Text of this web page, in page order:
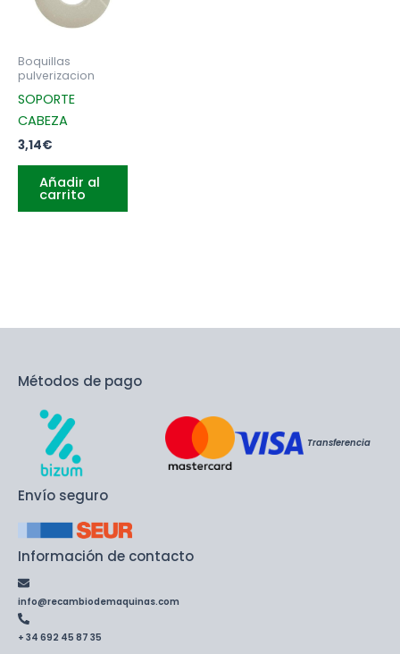
Boquillas
pulverizacion
SOPORTE
CABEZA
3,14€
Añadir al
carrito
Métodos de pago
Transferencia
Envío seguro
Información de contacto
info@recambiodemaquinas.com
+ 34 692 45 87 35